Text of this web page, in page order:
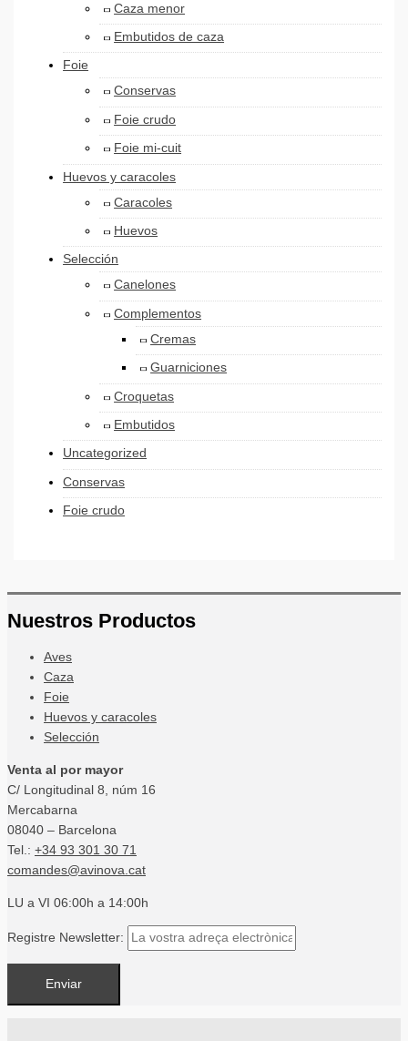
Caza menor
Embutidos de caza
Foie
Conservas
Foie crudo
Foie mi-cuit
Huevos y caracoles
Caracoles
Huevos
Selección
Canelones
Complementos
Cremas
Guarniciones
Croquetas
Embutidos
Uncategorized
Conservas
Foie crudo
Nuestros Productos
Aves
Caza
Foie
Huevos y caracoles
Selección
Venta al por mayor
C/ Longitudinal 8, núm 16
Mercabarna
08040 – Barcelona
Tel.: +34 93 301 30 71
comandes@avinova.cat
LU a VI 06:00h a 14:00h
Registre Newsletter: